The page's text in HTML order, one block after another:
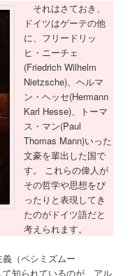
それはさておき、
ドイツはゲーテの他
に、フリードリッ
ヒ・ニーチェ
(Friedrich Wilhelm
Nietzsche)、ヘルマ
ン・ヘッセ(Hermann
Karl Hesse)、トーマ
ス・マン(Paul
Thomas Mann)いった
文豪を輩出した国で
す。 これらの偉人が
その哲学や思想をぴ
ったりと表現してき
たのがドイツ語だと
考えられます。
（ペシミズムー
知られているのが、アル